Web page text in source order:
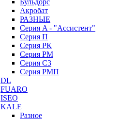
Бульдорс
Акробат
РАЗНЫЕ
Серия A - "Ассистент"
Серия П
Серия РК
Серия РМ
Серия С3
Серия РМП
DL
FUARO
ISEO
KALE
Разное